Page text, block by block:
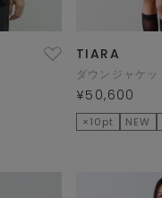
TIARA
ダウンジャケ
¥50,600
×10pt NEW